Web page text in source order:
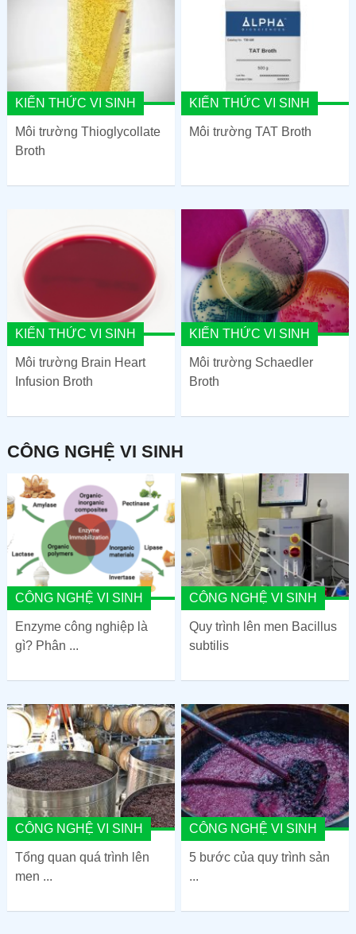
KIẾN THỨC VI SINH
Môi trường Thioglycollate
Broth
KIẾN THỨC VI SINH
Môi trường TAT Broth
KIẾN THỨC VI SINH
Môi trường Brain Heart
Infusion Broth
KIẾN THỨC VI SINH
Môi trường Schaedler
Broth
CÔNG NGHỆ VI SINH
CÔNG NGHỆ VI SINH
Enzyme công nghiệp là
gì? Phân ...
CÔNG NGHỆ VI SINH
Quy trình lên men Bacillus
subtilis
CÔNG NGHỆ VI SINH
Tổng quan quá trình lên
men ...
CÔNG NGHỆ VI SINH
5 bước của quy trình sản
...